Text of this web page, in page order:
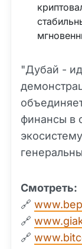
"Дубай -
финансы в
Смотреть:
🔗
🔗
🔗